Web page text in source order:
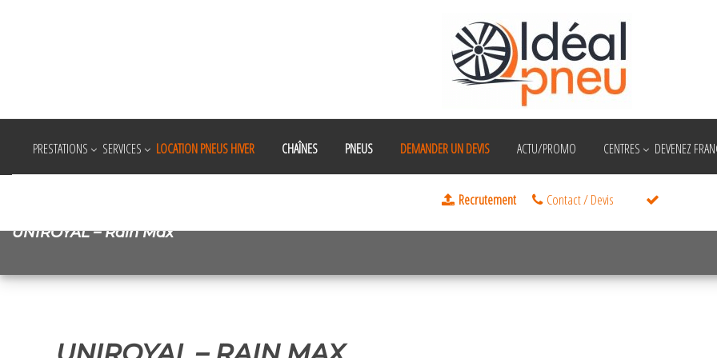
PRESTATIONS SERVICES LOCATION PNEUS HIVER CHAÎNES PNEUS DEMANDER UN DEVIS ACTU/PROMO CENTRES DEVENEZ
UNIROYAL – Rain Max